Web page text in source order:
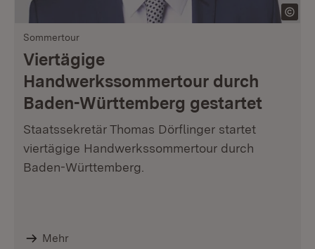
Sommertour
Viertägige
Handwerkssommertour durch
Baden-Württemberg gestartet
Staatssekretär Thomas Dörflinger startet
viertägige Handwerkssommertour durch
Baden-Württemberg.
Mehr